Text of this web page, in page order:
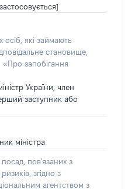
які займають
становище,
«Про запобігання
України, член
заступник або
міністра
пов'язаних з
згідно з
агентством з